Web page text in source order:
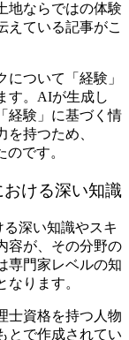
地ならではの体験
えている記事がこ
ついて「経験」
す。AIが生成し
経験」に基づく情
持つため、
です。
おける深い知識
る深い知識やスキ
容が、その分野の
専門家レベルの知
ります。
士資格を持つ人物
とで作成されてい